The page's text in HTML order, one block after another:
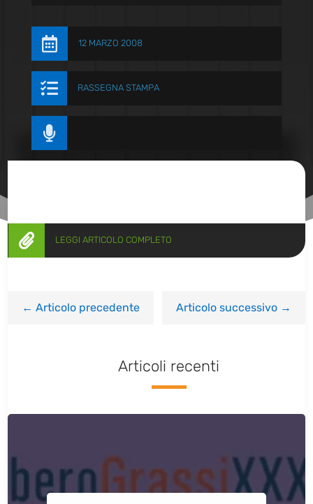
 12 MARZO 2008
 RASSEGNA STAMPA

 LEGGI ARTICOLO COMPLETO
←Articolo precedente Articolo successivo→
Articoli recenti